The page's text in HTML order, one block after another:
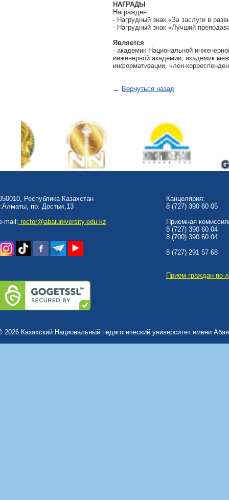
НАГРАДЫ
Награжден
- Нагрудный знак «За заслуги в
- Нагрудный знак «Лучший
Является
- академик Национальной
инженерной академии, академик
информатизации, член-
← Вернуться назад
Республика Казахстан
пр. Достык,13
mail: rector@abaiuniversity.edu.kz
Канцелярия:
8 (727) 390 60 05
Приемная
8 (727) 390 60 04
8 (700) 390 60 04
8 (727) 291 57 68
Прием граждан по
2026 Казахский Национальный педагогический университет имени Абая